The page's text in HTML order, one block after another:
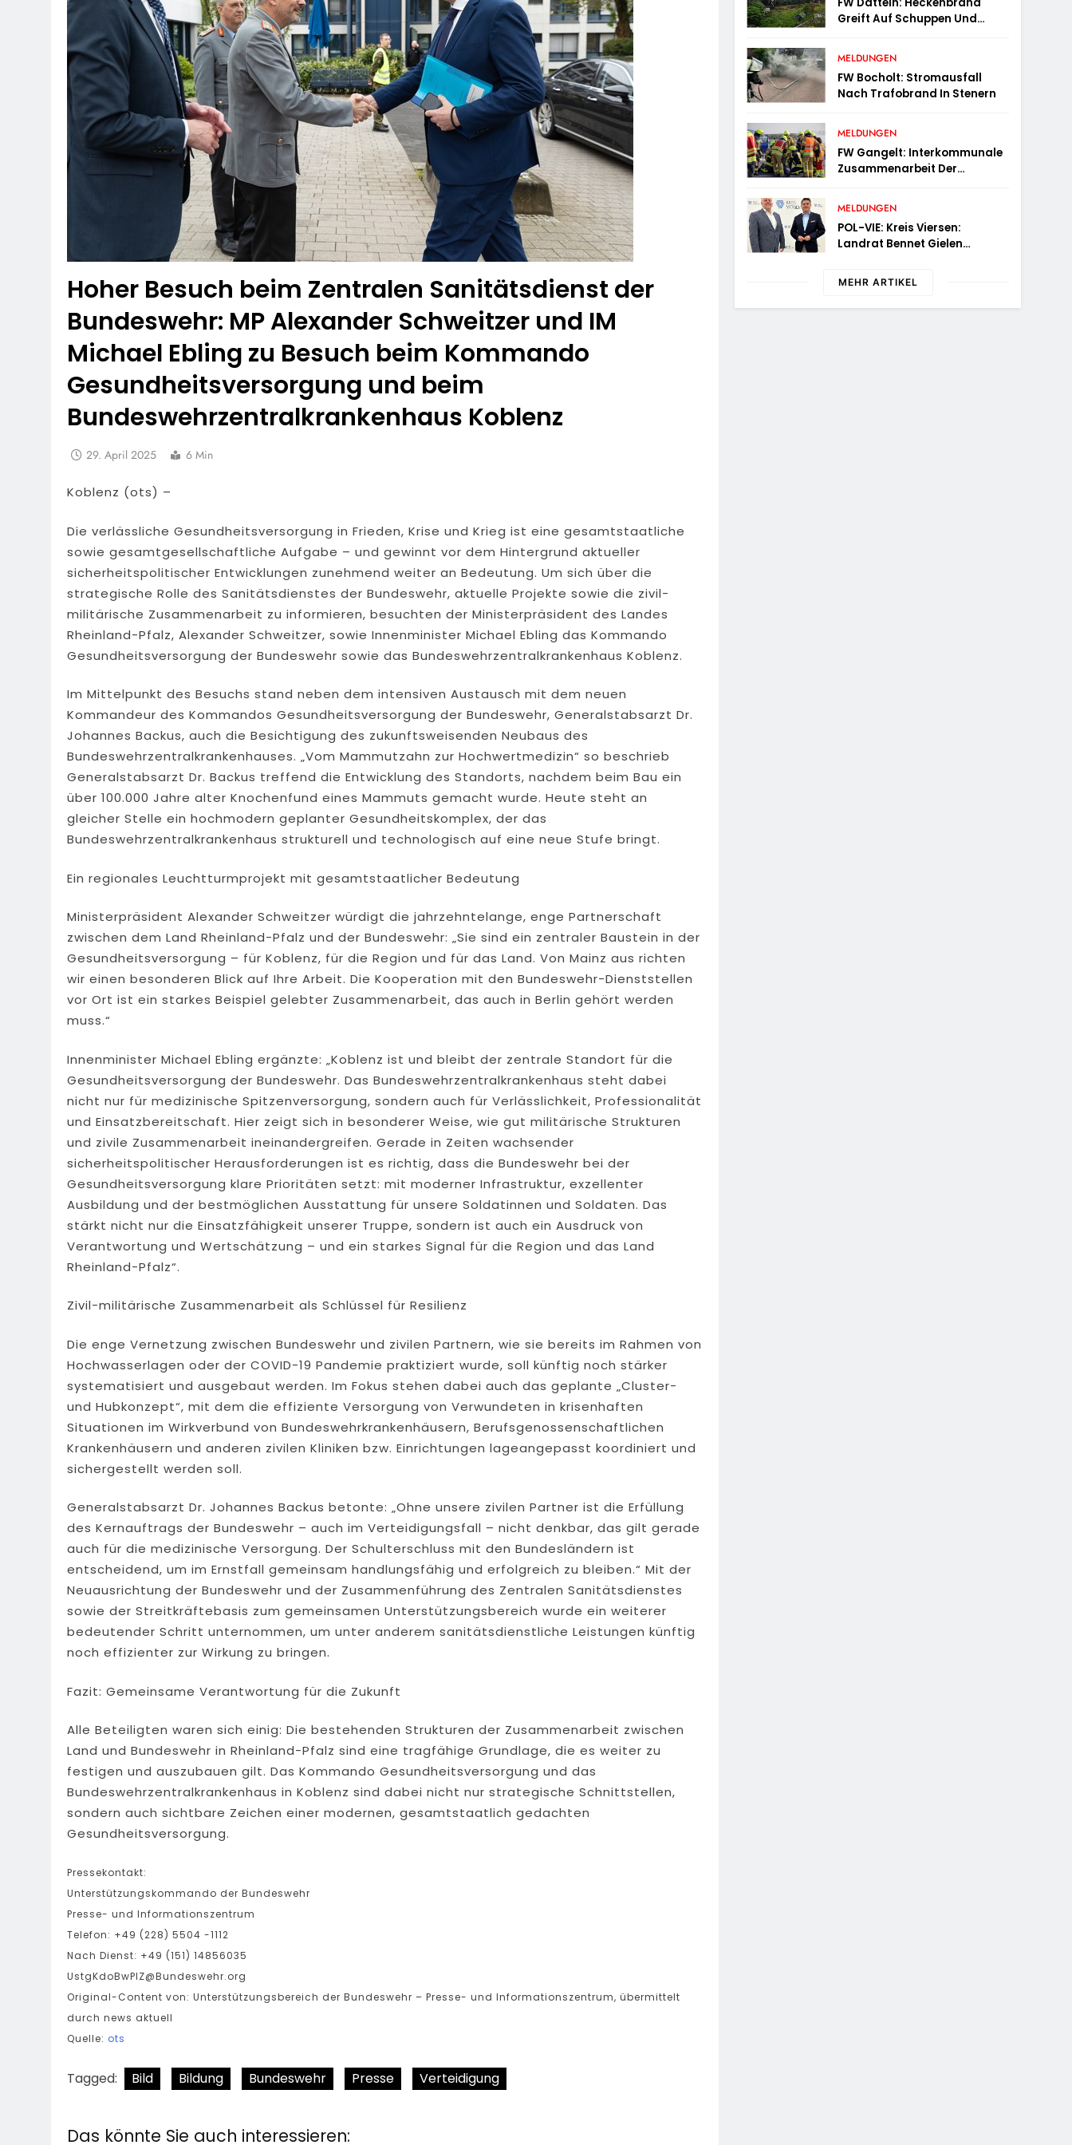
Hoher Besuch beim Zentralen Sanitätsdienst der
Bundeswehr: MP Alexander Schweitzer und IM
Michael Ebling zu Besuch beim Kommando
Gesundheitsversorgung und beim
Bundeswehrzentralkrankenhaus Koblenz
29. April 2025 6 Min
Koblenz (ots) –
Die verlässliche Gesundheitsversorgung in Frieden, Krise und Krieg ist eine gesamtstaatliche
sowie gesamtgesellschaftliche Aufgabe – und gewinnt vor dem Hintergrund aktueller
sicherheitspolitischer Entwicklungen zunehmend weiter an Bedeutung. Um sich über die
strategische Rolle des Sanitätsdienstes der Bundeswehr, aktuelle Projekte sowie die zivil-
militärische Zusammenarbeit zu informieren, besuchten der Ministerpräsident des Landes
Rheinland-Pfalz, Alexander Schweitzer, sowie Innenminister Michael Ebling das Kommando
Gesundheitsversorgung der Bundeswehr sowie das Bundeswehrzentralkrankenhaus Koblenz.
Im Mittelpunkt des Besuchs stand neben dem intensiven Austausch mit dem neuen
Kommandeur des Kommandos Gesundheitsversorgung der Bundeswehr, Generalstabsarzt Dr.
Johannes Backus, auch die Besichtigung des zukunftsweisenden Neubaus des
Bundeswehrzentralkrankenhauses. „Vom Mammutzahn zur Hochwertmedizin“ so beschrieb
Generalstabsarzt Dr. Backus treffend die Entwicklung des Standorts, nachdem beim Bau ein
über 100.000 Jahre alter Knochenfund eines Mammuts gemacht wurde. Heute steht an
gleicher Stelle ein hochmodern geplanter Gesundheitskomplex, der das
Bundeswehrzentralkrankenhaus strukturell und technologisch auf eine neue Stufe bringt.
Ein regionales Leuchtturmprojekt mit gesamtstaatlicher Bedeutung
Ministerpräsident Alexander Schweitzer würdigt die jahrzehntelange, enge Partnerschaft
zwischen dem Land Rheinland-Pfalz und der Bundeswehr: „Sie sind ein zentraler Baustein in der
Gesundheitsversorgung – für Koblenz, für die Region und für das Land. Von Mainz aus richten
wir einen besonderen Blick auf Ihre Arbeit. Die Kooperation mit den Bundeswehr-Dienststellen
vor Ort ist ein starkes Beispiel gelebter Zusammenarbeit, das auch in Berlin gehört werden
muss.“
Innenminister Michael Ebling ergänzte: „Koblenz ist und bleibt der zentrale Standort für die
Gesundheitsversorgung der Bundeswehr. Das Bundeswehrzentralkrankenhaus steht dabei
nicht nur für medizinische Spitzenversorgung, sondern auch für Verlässlichkeit, Professionalität
und Einsatzbereitschaft. Hier zeigt sich in besonderer Weise, wie gut militärische Strukturen
und zivile Zusammenarbeit ineinandergreifen. Gerade in Zeiten wachsender
sicherheitspolitischer Herausforderungen ist es richtig, dass die Bundeswehr bei der
Gesundheitsversorgung klare Prioritäten setzt: mit moderner Infrastruktur, exzellenter
Ausbildung und der bestmöglichen Ausstattung für unsere Soldatinnen und Soldaten. Das
stärkt nicht nur die Einsatzfähigkeit unserer Truppe, sondern ist auch ein Ausdruck von
Verantwortung und Wertschätzung – und ein starkes Signal für die Region und das Land
Rheinland-Pfalz“.
Zivil-militärische Zusammenarbeit als Schlüssel für Resilienz
Die enge Vernetzung zwischen Bundeswehr und zivilen Partnern, wie sie bereits im Rahmen von
Hochwasserlagen oder der COVID-19 Pandemie praktiziert wurde, soll künftig noch stärker
systematisiert und ausgebaut werden. Im Fokus stehen dabei auch das geplante „Cluster-
und Hubkonzept“, mit dem die effiziente Versorgung von Verwundeten in krisenhaften
Situationen im Wirkverbund von Bundeswehrkrankenhäusern, Berufsgenossenschaftlichen
Krankenhäusern und anderen zivilen Kliniken bzw. Einrichtungen lageangepasst koordiniert und
sichergestellt werden soll.
Generalstabsarzt Dr. Johannes Backus betonte: „Ohne unsere zivilen Partner ist die Erfüllung
des Kernauftrags der Bundeswehr – auch im Verteidigungsfall – nicht denkbar, das gilt gerade
auch für die medizinische Versorgung. Der Schulterschluss mit den Bundesländern ist
entscheidend, um im Ernstfall gemeinsam handlungsfähig und erfolgreich zu bleiben.“ Mit der
Neuausrichtung der Bundeswehr und der Zusammenführung des Zentralen Sanitätsdienstes
sowie der Streitkräftebasis zum gemeinsamen Unterstützungsbereich wurde ein weiterer
bedeutender Schritt unternommen, um unter anderem sanitätsdienstliche Leistungen künftig
noch effizienter zur Wirkung zu bringen.
Fazit: Gemeinsame Verantwortung für die Zukunft
Alle Beteiligten waren sich einig: Die bestehenden Strukturen der Zusammenarbeit zwischen
Land und Bundeswehr in Rheinland-Pfalz sind eine tragfähige Grundlage, die es weiter zu
festigen und auszubauen gilt. Das Kommando Gesundheitsversorgung und das
Bundeswehrzentralkrankenhaus in Koblenz sind dabei nicht nur strategische Schnittstellen,
sondern auch sichtbare Zeichen einer modernen, gesamtstaatlich gedachten
Gesundheitsversorgung.
Pressekontakt:
Unterstützungskommando der Bundeswehr
Presse- und Informationszentrum
Telefon: +49 (228) 5504 -1112
Nach Dienst: +49 (151) 14856035
UstgKdoBwPIZ@Bundeswehr.org
Original-Content von: Unterstützungsbereich der Bundeswehr – Presse- und Informationszentrum, übermittelt
durch news aktuell
Quelle: ots
Tagged: Bild Bildung Bundeswehr Presse Verteidigung
Das könnte Sie auch interessieren:
Greift Auf Schuppen Und
MELDUNGEN
FW Bocholt: Stromausfall
Nach Trafobrand In Stenern
MELDUNGEN
FW Gangelt: Interkommunale
Zusammenarbeit Der
Selfkant Und Gangelt
MELDUNGEN
POL-VIE: Kreis Viersen:
Landrat Bennet Gielen
Kriminalpolizei
MEHR ARTIKEL